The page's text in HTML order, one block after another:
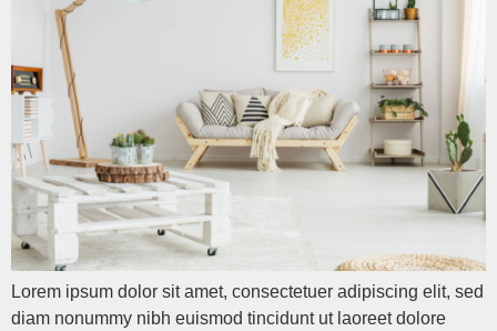
Lorem ipsum dolor sit amet, consectetuer adipiscing elit, sed
diam nonummy nibh euismod tincidunt ut laoreet dolore